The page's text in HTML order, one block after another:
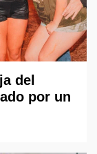
del
por un